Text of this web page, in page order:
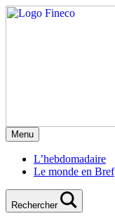
Menu
L’hebdomadaire
Le monde en Bref
Rechercher